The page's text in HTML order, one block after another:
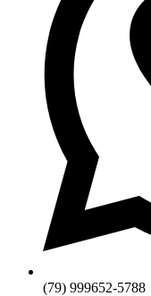
(79) 999652-5788